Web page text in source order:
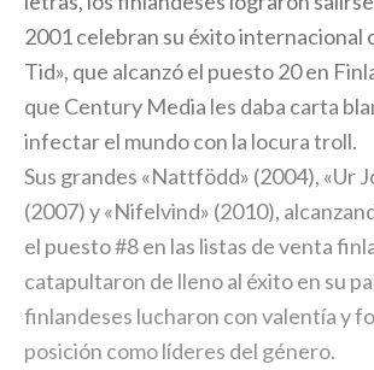
2001 celebran su éxito internacional
Tid», que alcanzó el puesto 20 en
que Century Media les daba carta
infectar el mundo con la locura troll.
Sus grandes «Nattfödd» (2004), «Ur
(2007) y «Nifelvind» (2010),
el puesto #8 en las listas de venta
catapultaron de lleno al éxito en su
finlandeses lucharon con valentía y
posición como líderes del género.